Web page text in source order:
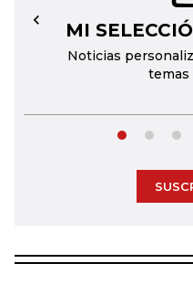
MI
Noticias
temas
←